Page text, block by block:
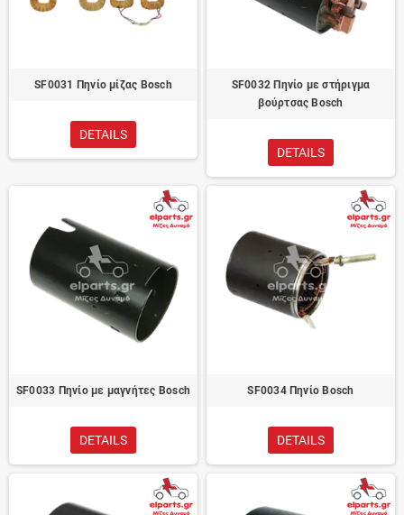
SF0031 Πηνίο μίζας Bosch
DETAILS
SF0032 Πηνίο με στήριγμα
βούρτσας Bosch
DETAILS
SF0033 Πηνίο με μαγνήτες Bosch
DETAILS
SF0034 Πηνίο Bosch
DETAILS